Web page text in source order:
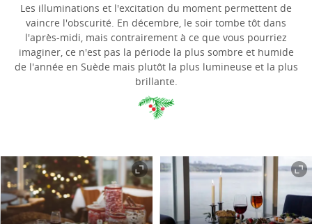
Les illuminations et l'excitation du moment permettent de
vaincre l'obscurité. En décembre, le soir tombe tôt dans
l'après-midi, mais contrairement à ce que vous pourriez
imaginer, ce n'est pas la période la plus sombre et humide
de l'année en Suède mais plutôt la plus lumineuse et la plus
brillante.